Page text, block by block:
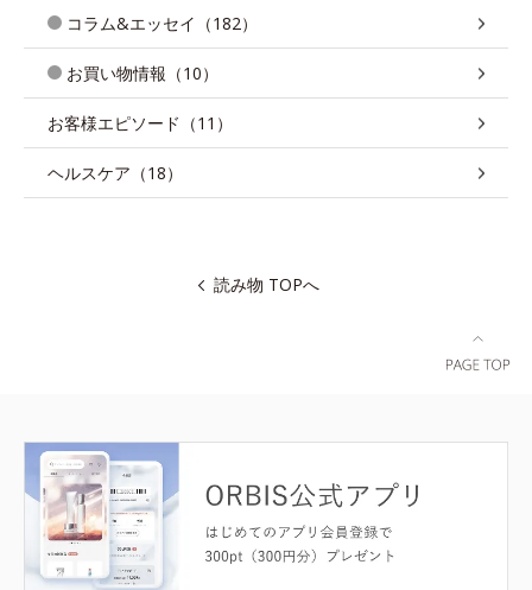
コラム&エッセイ（182）
お買い物情報（10）
お客様エピソード（11）
ヘルスケア（18）
読み物 TOPへ